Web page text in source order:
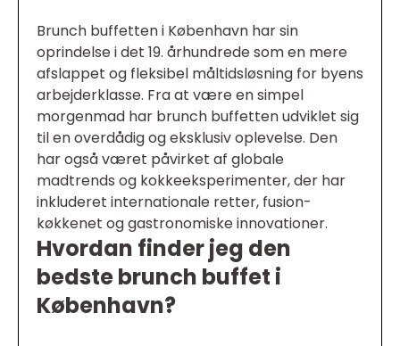
Brunch buffetten i København har sin
oprindelse i det 19. århundrede som en mere
afslappet og fleksibel måltidsløsning for byens
arbejderklasse. Fra at være en simpel
morgenmad har brunch buffetten udviklet sig
til en overdådig og eksklusiv oplevelse. Den
har også været påvirket af globale
madtrends og kokkeeksperimenter, der har
inkluderet internationale retter, fusion-
køkkenet og gastronomiske innovationer.
Hvordan finder jeg den
bedste brunch buffet i
København?